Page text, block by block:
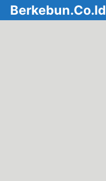
Skip
to
Berkebun.Co.Id